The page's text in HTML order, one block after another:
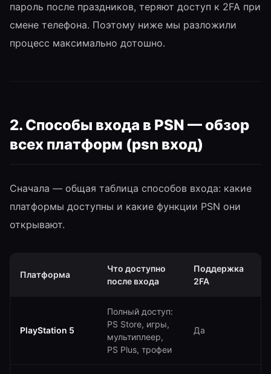
пароль после праздников, теряют доступ к 2FA при
смене телефона. Поэтому ниже мы разложили
процесс максимально дотошно.
2. Способы входа в PSN — обзор
всех платформ (psn вход)
Сначала — общая таблица способов входа: какие
платформы доступны и какие функции PSN они
открывают.
Платформа
Что доступно
после входа
Поддержка
2FA
PlayStation 5
Полный доступ:
PS Store, игры,
мультиплеер,
PS Plus, трофеи
Да